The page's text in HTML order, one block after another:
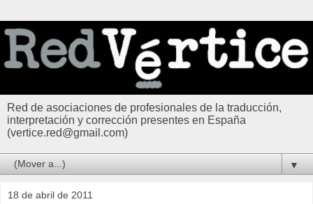
Red de asociaciones de profesionales de la traducción,
interpretación y corrección presentes en España
(vertice.red@gmail.com)
▼
18 de abril de 2011